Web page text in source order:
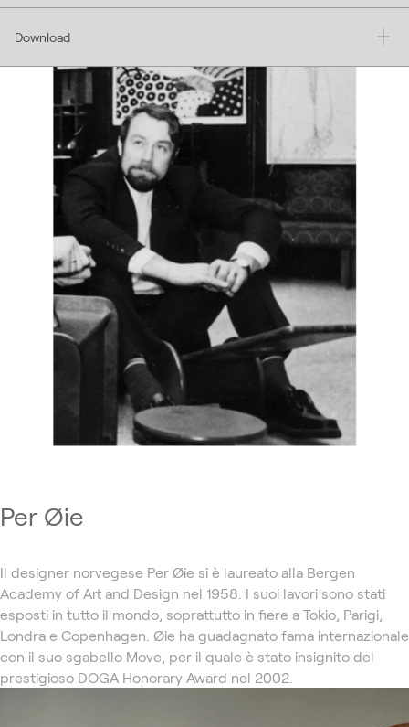
Download
Per Øie
Il designer norvegese Per Øie si è laureato alla Bergen
Academy of Art and Design nel 1958. I suoi lavori sono stati
esposti in tutto il mondo, soprattutto in fiere a Tokio, Parigi,
Londra e Copenhagen. Øie ha guadagnato fama internazionale
con il suo sgabello Move, per il quale è stato insignito del
prestigioso DOGA Honorary Award nel 2002.